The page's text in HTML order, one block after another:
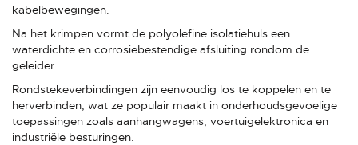
kabelbewegingen.
Na het krimpen vormt de polyolefine isolatiehuls een
waterdichte en corrosiebestendige afsluiting rondom de
geleider.
Rondstekeverbindingen zijn eenvoudig los te koppelen en te
herverbinden, wat ze populair maakt in onderhoudsgevoelige
toepassingen zoals aanhangwagens, voertuigelektronica en
industriële besturingen.